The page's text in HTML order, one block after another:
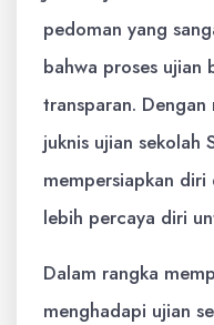
pedoman yang
bahwa proses ujian
transparan.
juknis ujian sekolah
mempersiapkan
lebih percaya diri
Dalam rangka
menghadapi ujian